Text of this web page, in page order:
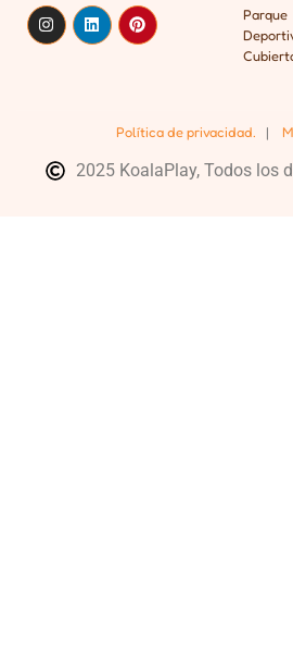
Parque
Política de privacidad. |
2025 KoalaPlay, Todos los